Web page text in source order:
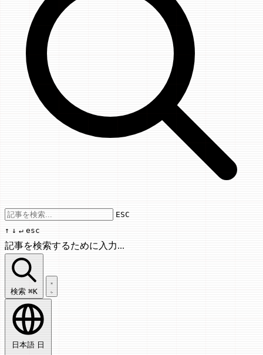
Use arrow keys to navigate results,
ESC
↑ ↓ ↵ esc
記事を検索するために入力...
記事を検索...
検索 ⌘K
日本語 日